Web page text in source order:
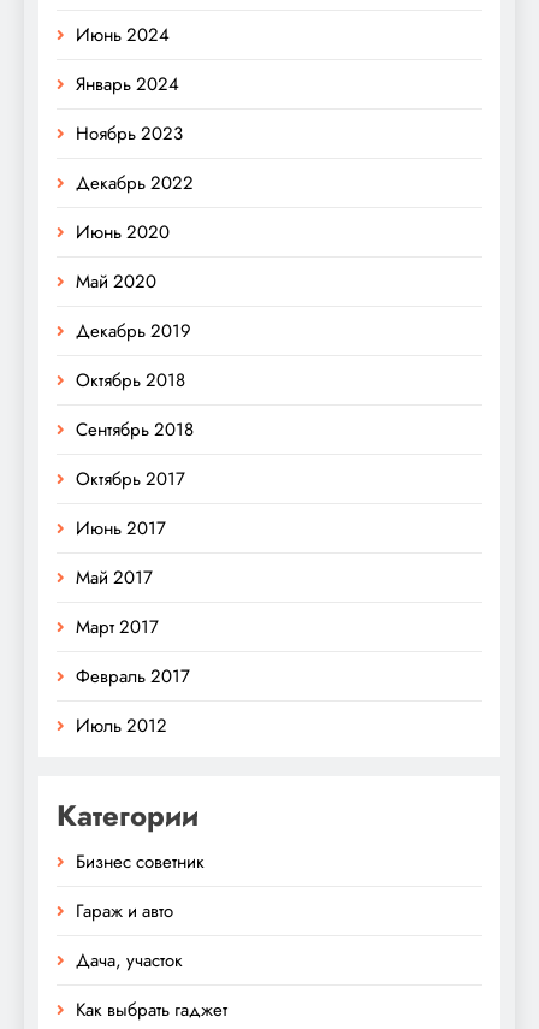
Июнь 2024
Январь 2024
Ноябрь 2023
Декабрь 2022
Июнь 2020
Май 2020
Декабрь 2019
Октябрь 2018
Сентябрь 2018
Октябрь 2017
Июнь 2017
Май 2017
Март 2017
Февраль 2017
Июль 2012
Категории
Бизнес советник
Гараж и авто
Дача, участок
Как выбрать гаджет